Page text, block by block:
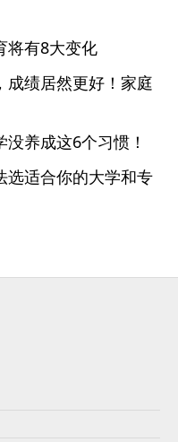
将有8大变化
成绩居然更好！家庭
养成这6个习惯！
选适合你的大学和专